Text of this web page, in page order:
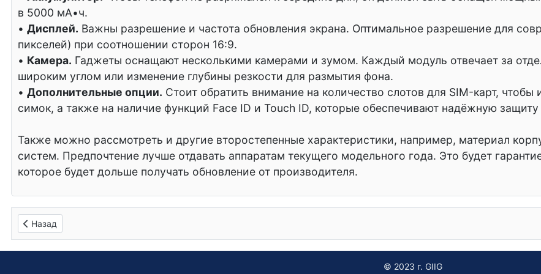
в 5000 мА•ч.
• Дисплей. Важны разрешение и частота обновления экрана. Оптимальное разрешение для
пикселей) при соотношении сторон 16:9.
• Камера. Гаджеты оснащают несколькими камерами и зумом. Каждый модуль отвечает за
широким углом или изменение глубины резкости для размытия фона.
• Дополнительные опции. Стоит обратить внимание на количество слотов для SIM-карт,
симок, а также на наличие функций Face ID и Touch ID, которые обеспечивают надёжную
Также можно рассмотреть и другие второстепенные характеристики, например, материал
систем. Предпочтение лучше отдавать аппаратам текущего модельного года. Это будет
которое будет дольше получать обновление от производителя.
Предыдущий: Поэтапное обновление Windows до новой версии
Назад
© 2023 г. GIIG